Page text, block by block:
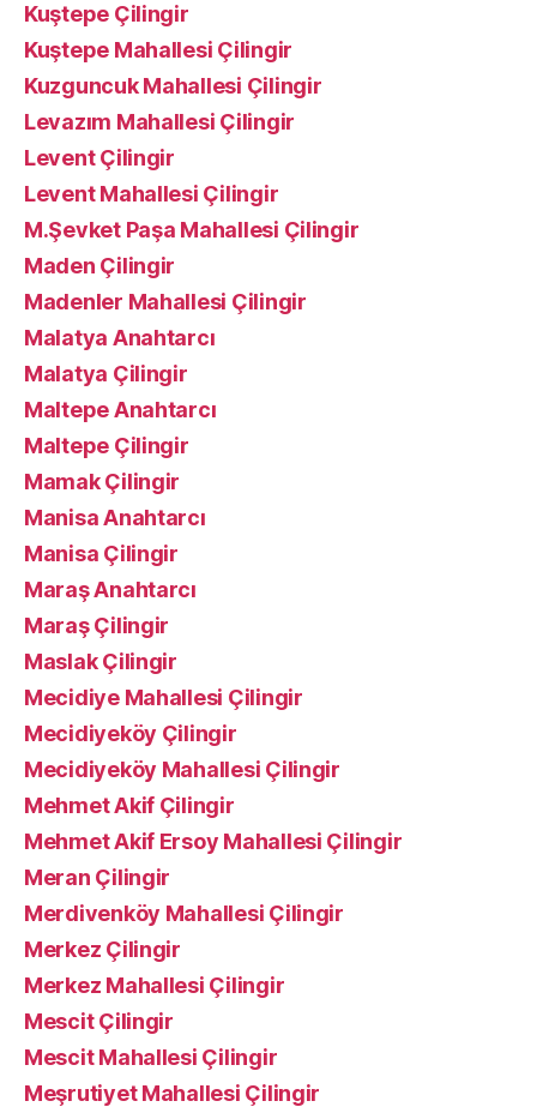
Kuştepe Çilingir
Kuştepe Mahallesi Çilingir
Kuzguncuk Mahallesi Çilingir
Levazım Mahallesi Çilingir
Levent Çilingir
Levent Mahallesi Çilingir
M.Şevket Paşa Mahallesi Çilingir
Maden Çilingir
Madenler Mahallesi Çilingir
Malatya Anahtarcı
Malatya Çilingir
Maltepe Anahtarcı
Maltepe Çilingir
Mamak Çilingir
Manisa Anahtarcı
Manisa Çilingir
Maraş Anahtarcı
Maraş Çilingir
Maslak Çilingir
Mecidiye Mahallesi Çilingir
Mecidiyeköy Çilingir
Mecidiyeköy Mahallesi Çilingir
Mehmet Akif Çilingir
Mehmet Akif Ersoy Mahallesi Çilingir
Meran Çilingir
Merdivenköy Mahallesi Çilingir
Merkez Çilingir
Merkez Mahallesi Çilingir
Mescit Çilingir
Mescit Mahallesi Çilingir
Meşrutiyet Mahallesi Çilingir